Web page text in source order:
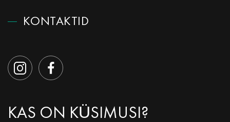
КОNTAKTID
KAS ON KÜSIMUSI?